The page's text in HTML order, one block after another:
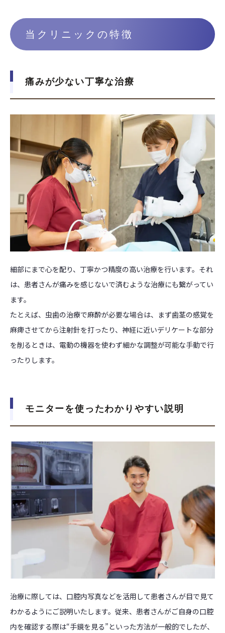
当クリニックの特徴
痛みが少ない丁寧な治療
細部にまで心を配り、丁寧かつ精度の高い治療を行います。それ
は、患者さんが痛みを感じないで済むような治療にも繋がってい
ます。
たとえば、虫歯の治療で麻酔が必要な場合は、まず歯茎の感覚を
麻痺させてから注射針を打ったり、神経に近いデリケートな部分
を削るときは、電動の機器を使わず細かな調整が可能な手動で行
ったりします。
モニターを使ったわかりやすい説明
治療に際しては、口腔内写真などを活用して患者さんが目で見て
わかるようにご説明いたします。従来、患者さんがご自身の口腔
内を確認する際は“手鏡を見る”といった方法が一般的でしたが、